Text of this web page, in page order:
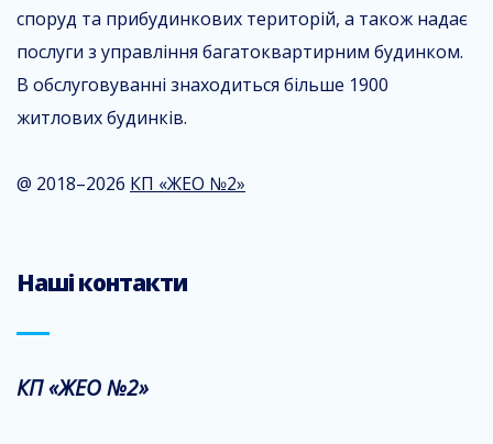
споруд та прибудинкових територій, а також надає
послуги з управління багатоквартирним будинком.
В обслуговуванні знаходиться більше 1900
житлових будинків.
@ 2018–2026 КП «ЖЕО №2»
Наші контакти
КП «ЖЕО №2»